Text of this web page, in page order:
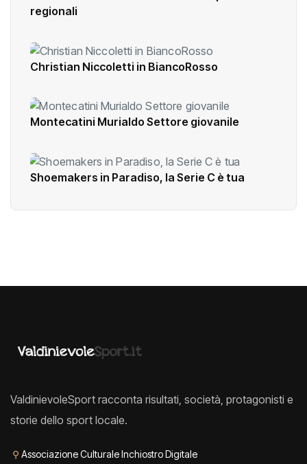
regionali
Christian Niccoletti in BiancoRosso
Montecatini Murialdo Settore giovanile
Shoemakers in Paradiso, la Serie C è tua
ValdinievoleSport racconta risultati, società, protagonisti e
storie dello sport locale.
⚲ Associazione Culturale Inchiostro Digitale